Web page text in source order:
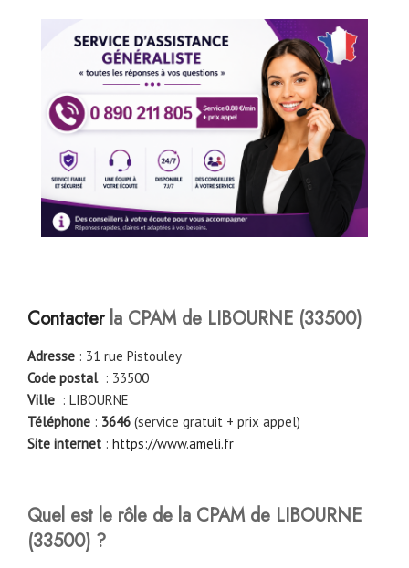
Contacterla CPAM de LIBOURNE (33500)
Adresse : 31 rue Pistouley
Code postal: 33500
Ville : LIBOURNE
Téléphone : 3646 (service gratuit + prix appel)
Site internet : https://www.ameli.fr
Quel est le rôle de la CPAM de LIBOURNE
(33500) ?